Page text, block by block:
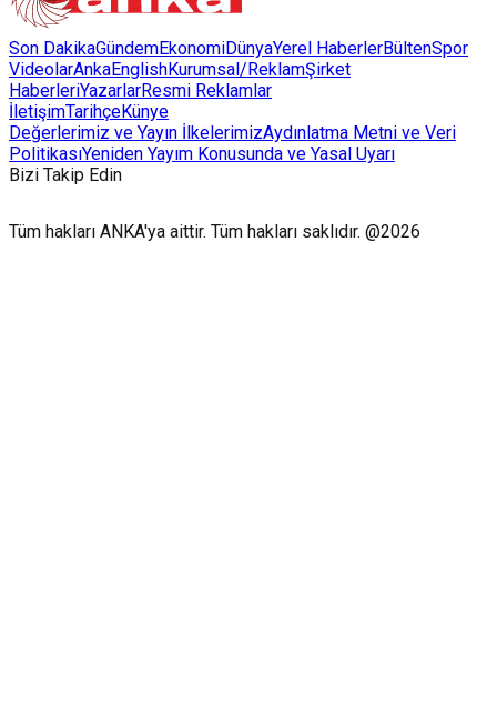
Son DakikaGündemEkonomiDünyaYerel HaberlerBültenSpor
VideolarAnkaEnglishKurumsal/ReklamŞirket
HaberleriYazarlarResmi Reklamlar
İletişimTarihçeKünye
Değerlerimiz ve Yayın İlkelerimizAydınlatma Metni ve Veri
PolitikasıYeniden Yayım Konusunda ve Yasal Uyarı
Bizi Takip Edin
Tüm hakları ANKA'ya aittir. Tüm hakları saklıdır. @2026